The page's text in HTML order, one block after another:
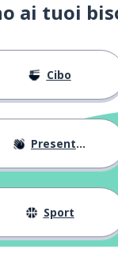
ai tuoi
Cibo
Presentarsi
Sport